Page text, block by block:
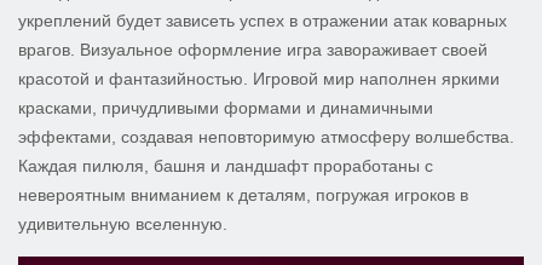
укреплений будет зависеть успех в отражении атак коварных
врагов. Визуальное оформление игра завораживает своей
красотой и фантазийностью. Игровой мир наполнен яркими
красками, причудливыми формами и динамичными
эффектами, создавая неповторимую атмосферу волшебства.
Каждая пилюля, башня и ландшафт проработаны с
невероятным вниманием к деталям, погружая игроков в
удивительную вселенную.